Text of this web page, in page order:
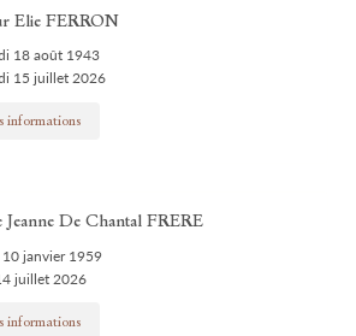
Elie FERRON
18 août 1943
15 juillet 2026
informations
Jeanne De Chantal FRERE
10 janvier 1959
juillet 2026
informations